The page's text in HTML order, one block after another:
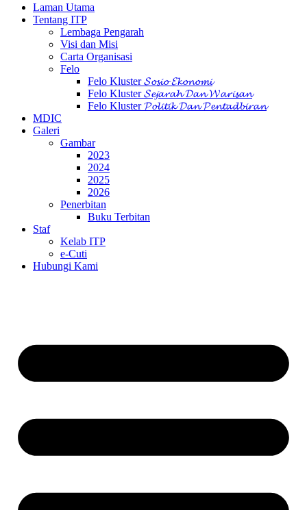
Laman Utama
Tentang ITP
Lembaga Pengarah
Visi dan Misi
Carta Organisasi
Felo
Felo Kluster 𝓢𝓸𝓼𝓲𝓸 𝓔𝓴𝓸𝓷𝓸𝓶𝓲
Felo Kluster 𝓢𝓮𝓳𝓪𝓻𝓪𝓱 𝓓𝓪𝓷 𝓦𝓪𝓻𝓲𝓼𝓪𝓷
Felo Kluster 𝓟𝓸𝓵𝓲𝓽𝓲𝓴 𝓓𝓪𝓷 𝓟𝓮𝓷𝓽𝓪𝓭𝓫𝓲𝓻𝓪𝓷
MDIC
Galeri
Gambar
2023
2024
2025
2026
Penerbitan
Buku Terbitan
Staf
Kelab ITP
e-Cuti
Hubungi Kami